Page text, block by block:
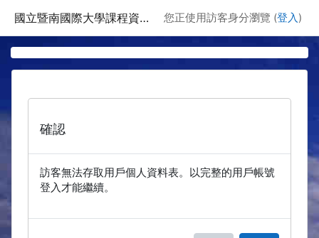
國立暨南國際大學課程資訊網 您正使用訪客身分瀏覽 (登入 )
確認
訪客無法存取用戶個人資料表。以完整的用戶帳號
登入才能繼續。